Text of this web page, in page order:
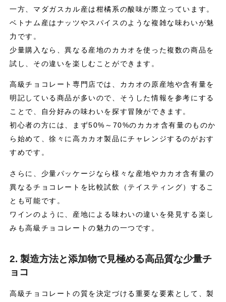
一方、マダガスカル産は柑橘系の酸味が際立っています。
ベトナム産はナッツやスパイスのような複雑な味わいが魅
力です。
少量購入なら、異なる産地のカカオを使った複数の商品を
試し、その違いを楽しむことができます。
高級チョコレート専門店では、カカオの原産地や含有量を
明記している商品が多いので、そうした情報を参考にする
ことで、自分好みの味わいを探す冒険ができます。
初心者の方には、まず50%～70%のカカオ含有量のものか
ら始めて、徐々に高カカオ製品にチャレンジするのがおす
すめです。
さらに、少量パッケージなら様々な産地やカカオ含有量の
異なるチョコレートを比較試飲（テイスティング）するこ
とも可能です。
ワインのように、産地による味わいの違いを発見する楽し
みも高級チョコレートの魅力の一つです。
2. 製造方法と添加物で見極める高品質な少量チ
ョコ
高級チョコレートの質を決定づける重要な要素として、製